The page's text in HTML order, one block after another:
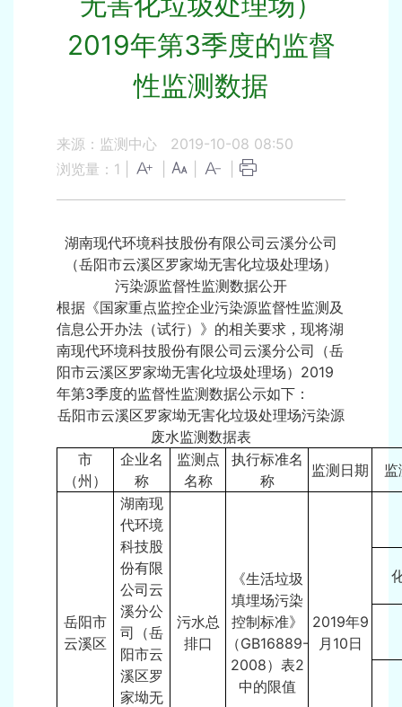
2019年第3季度的监督
性监测数据
来源：监测中心
2019-10-08 08:50
浏览量： 1
湖南现代环境科技股份有限公司云溪分公司
（岳阳市云溪区罗家坳无害化垃圾处理场）
污染源监督性监测数据公开
根据《国家重点监控企业污染源监督性监测及
信息公开办法（试行）》的相关要求，现将湖
南现代环境科技股份有限公司云溪分公司（岳
阳市云溪区罗家坳无害化垃圾处理场）2019
年第3季度的监督性监测数据公示如下：
岳阳市云溪区罗家坳无害化垃圾处理场污染源
废水监测数据表
市
（州）
企业名
称
监测点
名称
执行标准名
称
监测日期
岳阳市
云溪区
湖南现
代环境
科技股
份有限
公司云
溪分公
司（岳
阳市云
溪区罗
家坳无
污水总
排口
《生活垃圾
填埋场污染
控制标准》
（GB16889-
2008）表2
中的限值
2019年9
月10日